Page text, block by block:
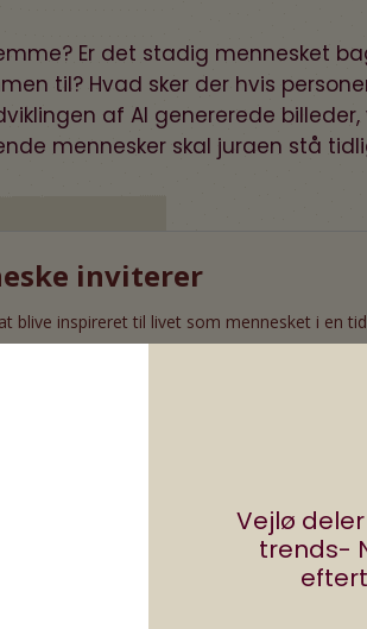
Vejlø
trends-
Er det stadig mennesket
til? Hvad sker der hvis
af AI genererede billeder,
mennesker skal juraen stå